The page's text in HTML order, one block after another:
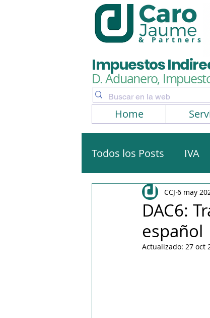
Impuestos
D. Aduanero,
& Partners
Home
Todos los Posts IVA
Artículos, noticias
DAC6:
español
CCJ 6 may
Actualizado: 27 oct